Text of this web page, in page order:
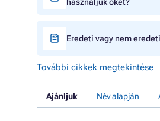
Eredeti vagy nem
További cikkek megtekintése
Ajánljuk Név alapján